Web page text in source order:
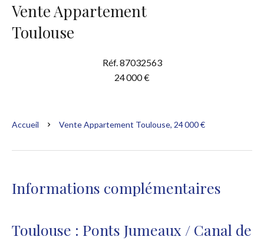
Vente Appartement
Toulouse
Réf. 87032563
24 000 €
Accueil Vente Appartement Toulouse, 24 000 €
Informations complémentaires
Toulouse : Ponts Jumeaux / Canal de